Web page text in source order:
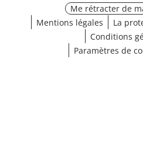
Me rétracter de
Mentions légales
La
Conditions
Paramètres de